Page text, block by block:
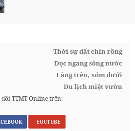
Thời sự đất chín rồng
Dọc ngang sông nước
Làng trên, xóm dưới
Du lịch miệt vườn
dõi TTMT Online trên:
YOUTUBE